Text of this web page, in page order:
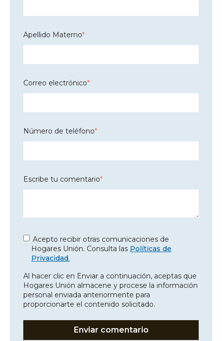
Apellido Materno*
Correo electrónico*
Número de teléfono*
Escribe tu comentario*
Acepto recibir otras comunicaciones de
Hogares Unión. Consulta las Políticas de
Privacidad.
Al hacer clic en Enviar a continuación, aceptas que
Hogares Unión almacene y procese la información
personal enviada anteriormente para
proporcionarte el contenido solicitado.